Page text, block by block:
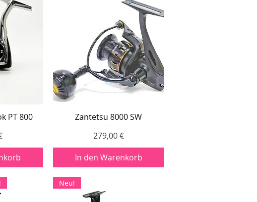
PT 800
Schnellansicht
Zantetsu 8000 SW
Preis
279,00 €
In den Warenkorb
Neu!